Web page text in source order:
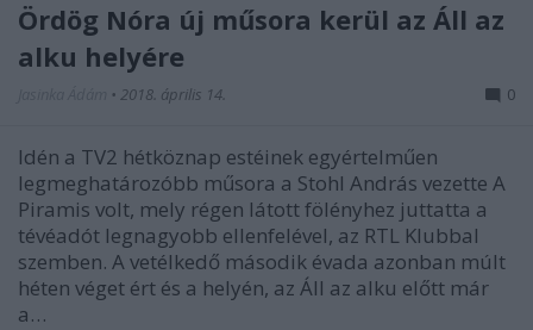
Ördög Nóra új műsora kerül az Áll az
alku helyére
• 2018. április 14. 0
Idén a TV2 hétköznap estéinek egyértelműen
legmeghatározóbb műsora a Stohl András vezette A
Piramis volt, mely régen látott fölényhez juttatta a
tévéadót legnagyobb ellenfelével, az RTL Klubbal
szemben. A vetélkedő második évada azonban múlt
héten véget ért és a helyén, az Áll az alku előtt már
a…